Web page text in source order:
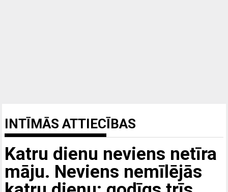
INTĪMĀS ATTIECĪBAS
Katru dienu neviens netīra
māju. Neviens nemīlējās